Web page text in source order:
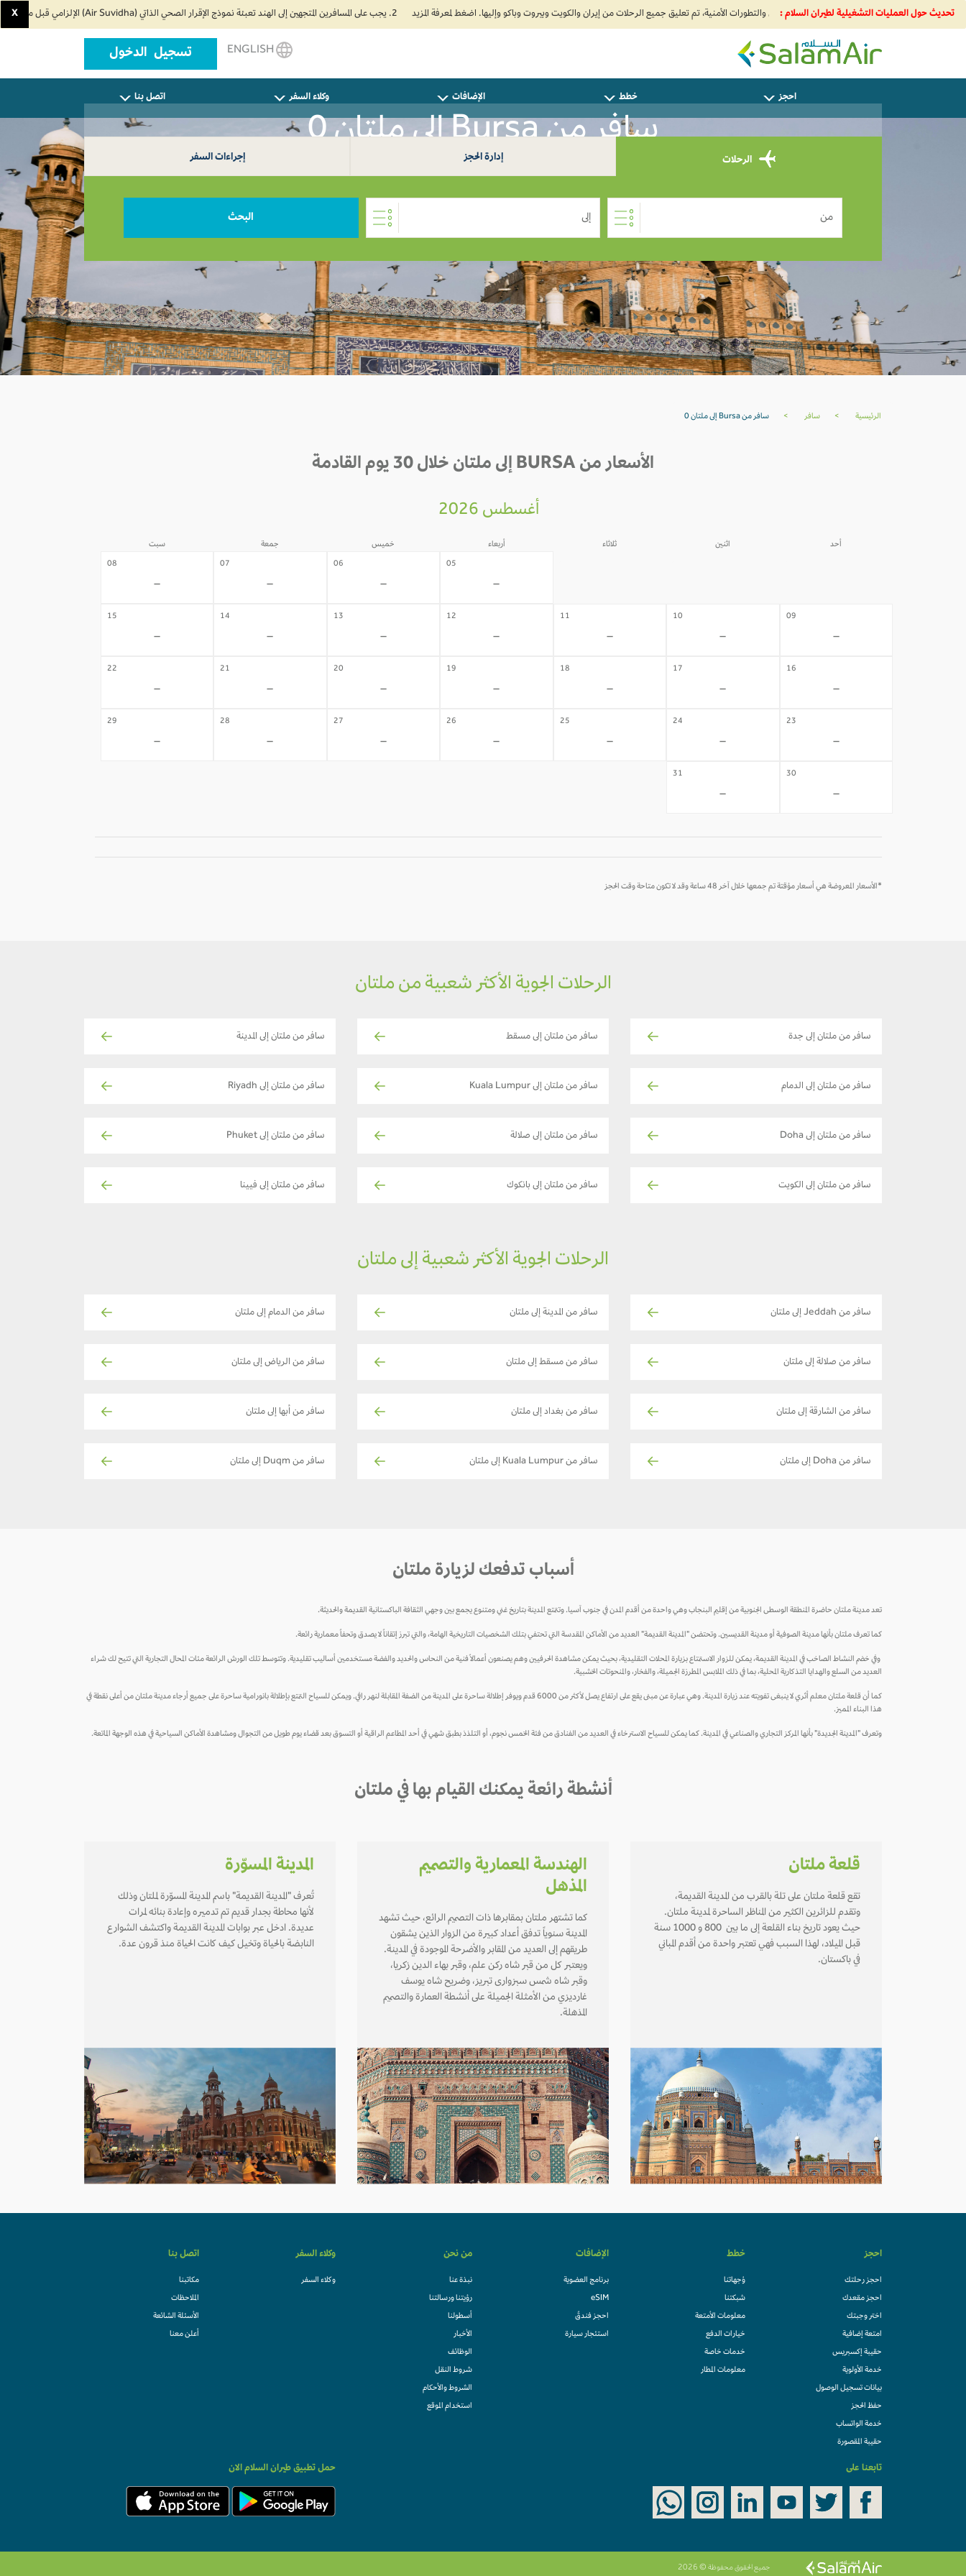
تحديث حول العمليات التشغيلية لطيران السلام : 2. يجب على المسافرين المتجهين إلى الهند تعبئة نموذج الإقرار الصحي الذاتي (Air Suvidha) الإلزامي قبل موعد الوصول بـ 24 ساعة على الأقل. اضغط هنا للدخول إلى بوابة Air Suvidha. X
SalamAir
تسجيل الدخول
احجز خطط الإضافات وكلاء السفر اتصل بنا
سافر من Bursa إلى ملتان 0
الرحلات إدارة الحجز إجراءات السفر
من إلى البحث
الرئيسية > سافر > سافر من Bursa إلى ملتان 0
الأسعار من BURSA إلى ملتان خلال 30 يوم القادمة
أغسطس 2026
أحد اثنين ثلاثاء أربعاء خميس جمعة سبت
05
-
06
-
07
-
08
-
09
-
10
-
11
-
12
-
13
-
14
-
15
-
16
-
17
-
18
-
19
-
20
-
21
-
22
-
23
-
24
-
25
-
26
-
27
-
28
-
29
-
30
-
31
-
*الأسعار المعروضة هي أسعار مؤقتة تم جمعها خلال آخر 48 ساعة وقد لا تكون متاحة وقت الحجز
الرحلات الجوية الأكثر شعبية من ملتان
سافر من ملتان إلى جدة سافر من ملتان إلى مسقط سافر من ملتان إلى المدينة
سافر من ملتان إلى الدمام سافر من ملتان إلى Kuala Lumpur سافر من ملتان إلى Riyadh
سافر من ملتان إلى Doha سافر من ملتان إلى صلالة سافر من ملتان إلى Phuket
سافر من ملتان إلى الكويت سافر من ملتان إلى بانكوك سافر من ملتان إلى فيينا
الرحلات الجوية الأكثر شعبية إلى ملتان
سافر من Jeddah إلى ملتان سافر من المدينة إلى ملتان سافر من الدمام إلى ملتان
سافر من صلالة إلى ملتان سافر من مسقط إلى ملتان سافر من الرياض إلى ملتان
سافر من الشارقة إلى ملتان سافر من بغداد إلى ملتان سافر من أبها إلى ملتان
سافر من Doha إلى ملتان سافر من Kuala Lumpur إلى ملتان سافر من Duqm إلى ملتان
أسباب تدفعك لزيارة ملتان
تعد مدينة ملتان حاضرة المنطقة الوسطى الجنوبية من إقليم البنجاب وهي واحدة من أقدم المدن في جنوب آسيا. وتتمتع المدينة بتاريخ غني ومتنوع يجمع بين وجهي الثقافة الباكستانية القديمة والحديثة.
كما تعرف ملتان بأنها مدينة الصوفية أو مدينة القديسين. وتحتضن "المدينة القديمة" العديد من الأماكن المقدسة التي تحتفي بتلك الشخصيات التاريخية الهامة، والتي تبرز إتقاناً لا يصدق وتحفاً معمارية رائعة.
وفي خضم النشاط الصاخب في المدينة القديمة، يمكن للزوار الاستمتاع بزيارة المحلات التقليدية، بحيث يمكن مشاهدة الحرفيين وهم يصنعون أعمالاً فنية من النحاس والحديد والفضة مستخدمين أساليب تقليدية. وتتوسط تلك الورش الرائعة مئات المحال التجارية التي تتيح لك شراء
العديد من السلع والهدايا التذكارية المحلية، بما في ذلك الملابس المطرزة الجميلة، والفخار، والمنحوتات الخشبية.
كما أن قلعة ملتان معلم أثري لا ينبغى تفويته عند زيارة المدينة. وهي عبارة عن مبنى يقع على ارتفاع يصل لأكثر من 6000 قدم ويوفر إطلالة ساحرة على المدينة من الضفة المقابلة لنهر رافي. ويمكن للسياح التمتع بإطلالة بانورامية ساحرة على جميع أرجاء مدينة ملتان من أعلى نقطة في
هذا البناء المميز.
وتعرف "المدينة الجديدة" بأنها المركز التجاري والصناعي في المدينة. كما يمكن للسياح الاسترخاء في العديد من الفنادق من فئة الخمس نجوم، أو التلذذ بطبق شهي في أحد المطاعم الراقية أو التسوق بعد قضاء يوم طويل من التجوال ومشاهدة الأماكن السياحية في هذه الوجهة الماتعة.
أنشطة رائعة يمكنك القيام بها في ملتان
قلعة ملتان
تقع قلعة ملتان على تلة بالقرب من المدينة القديمة،
وتقدم للزائرين الكثير من المناظر الساحرة لمدينة ملتان.
حيث يعود تاريخ بناء القلعة إلى ما بين 800 و 1000 سنة
قبل الميلاد، لهذا السبب فهي تعتبر واحدة من أقدم المباني
في باكستان.
الهندسة المعمارية والتصميم
المذهل
كما تشتهر ملتان بمقابرها ذات التصميم الرائع، حيث تشهد
المدينة سنوياً تدفق أعداد كبيرة من الزوار الذين يشقون
طريقهم إلى العديد من المقابر والأضرحة الموجودة في المدينة.
ويعتبر كل من قبر شاه ركن علم، وقبر بهاء الدين زكريا،
وقبر شاه شمس سبزوارى تبريز، وضريح شاه يوسف
غارديزي من الأمثلة الجميلة على أنشطة العمارة والتصميم
المذهلة.
المدينة المسوّرة
تُعرف "المدينة القديمة" باسم المدينة المسوّرة لملتان وذلك
لأنها محاطة بجدار قديم تم تدميره وإعادة بنائه لمرات
عديدة. ادخل عبر بوابات المدينة القديمة واكتشف الشوارع
النابضة بالحياة وتخيل كيف كانت الحياة منذ قرون عدة.
احجز
احجز رحلتك
احجز مقعدك
اختر وجبتك
امتعة إضافية
حقيبة إكسبريس
خدمة الأولوية
بيانات تسجيل الوصول
حفظ الحجز
خدمة الواتساب
حقيبة المقصورة
خطط
وُجهاتنا
شبكتنا
معلومات الأمتعة
خيارات الدفع
خدمات خاصة
معلومات المطار
الإضافات
برنامج العضوية
eSIM
احجز فندقً
استئجار سيارة
من نحن
نبذة عنا
رؤيتنا ورسالتنا
أسطولنا
الأخبار
الوظائف
شروط النقل
الشروط والأحكام
استخدام الموقع
وكلاء السفر
وكلاء السفر
اتصل بنا
مكاتبنا
الملاحظات
الأسئلة الشائعة
أعلن معنا
تابعنا على حمل تطبيق طيران السلام الان
جميع الحقوق محفوظة © 2026